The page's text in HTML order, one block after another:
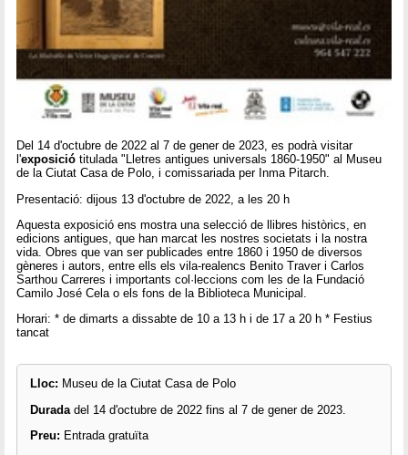
Del 14 d'octubre de 2022 al 7 de gener de 2023, es podrà visitar
l'exposició titulada "Lletres antigues universals 1860-1950" al Museu
de la Ciutat Casa de Polo, i comissariada per Inma Pitarch.
Presentació: dijous 13 d'octubre de 2022, a les 20 h
Aquesta exposició ens mostra una selecció de llibres històrics, en
edicions antigues, que han marcat les nostres societats i la nostra
vida. Obres que van ser publicades entre 1860 i 1950 de diversos
gèneres i autors, entre ells els vila-realencs Benito Traver i Carlos
Sarthou Carreres i importants col·leccions com les de la Fundació
Camilo José Cela o els fons de la Biblioteca Municipal.
Horari: * de dimarts a dissabte de 10 a 13 h i de 17 a 20 h * Festius
tancat
Lloc: Museu de la Ciutat Casa de Polo
Durada del 14 d'octubre de 2022 fins al 7 de gener de 2023.
Preu: Entrada gratuïta